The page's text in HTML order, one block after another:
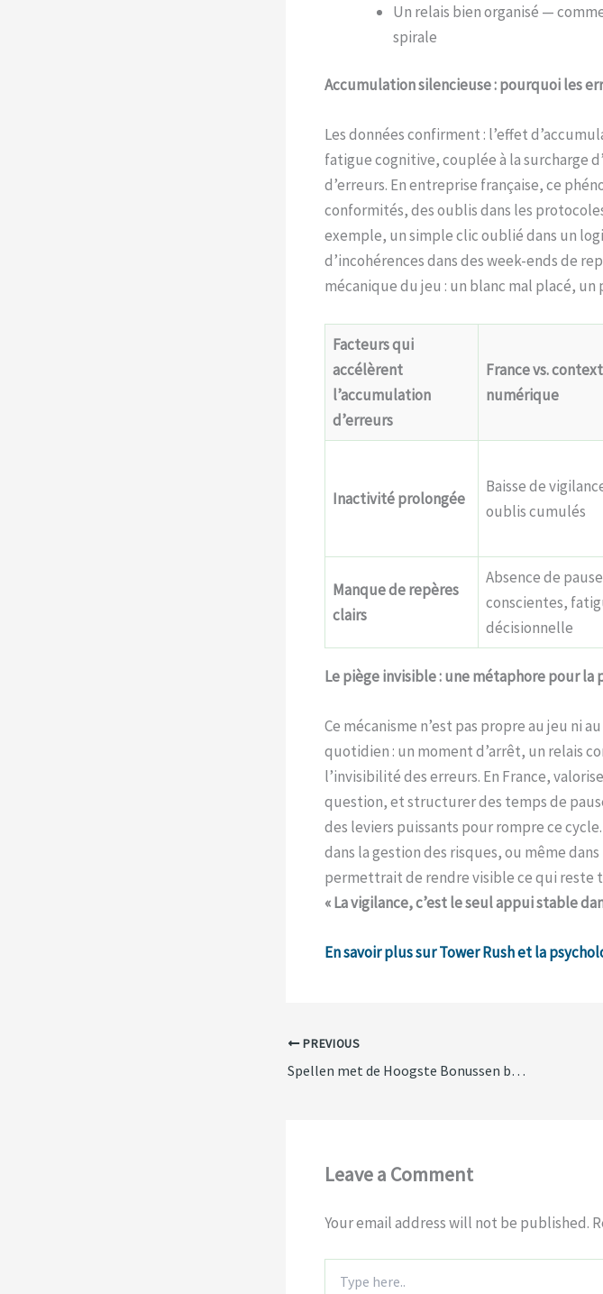
Un relais bien organisé —
spirale
Accumulation silencieuse : pourquoi les
Les données confirment : l’effet
fatigue cognitive, couplée à la surcharge
d’erreurs. En entreprise française, ce
conformités, des oublis dans les
exemple, un simple clic oublié dans un
d’incohérences dans des week-ends de
mécanique du jeu : un blanc mal placé,
Facteurs qui
accélèrent
l’accumulation
d’erreurs
France vs.
numérique
Inactivité prolongée
Baisse de
oublis cumulés
Manque de repères
clairs
Absence de
conscientes,
décisionnelle
Le piège invisible : une métaphore pour la
Ce mécanisme n’est pas propre au jeu ni
quotidien : un moment d’arrêt, un relais
l’invisibilité des erreurs. En France,
question, et structurer des temps de
des leviers puissants pour rompre ce
dans la gestion des risques, ou même
permettrait de rendre visible ce qui reste
« La vigilance, c’est le seul appui stable
En savoir plus sur Tower Rush et la
PREVIOUS
Spellen met de Hoogste Bonussen bij vafankulo casino
Leave a Comment
Your email address will not be published.
here..